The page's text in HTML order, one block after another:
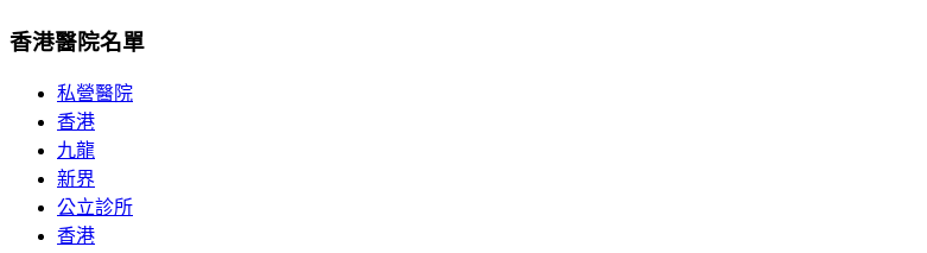
香港醫院名單
私營醫院
香港
九龍
新界
公立診所
香港